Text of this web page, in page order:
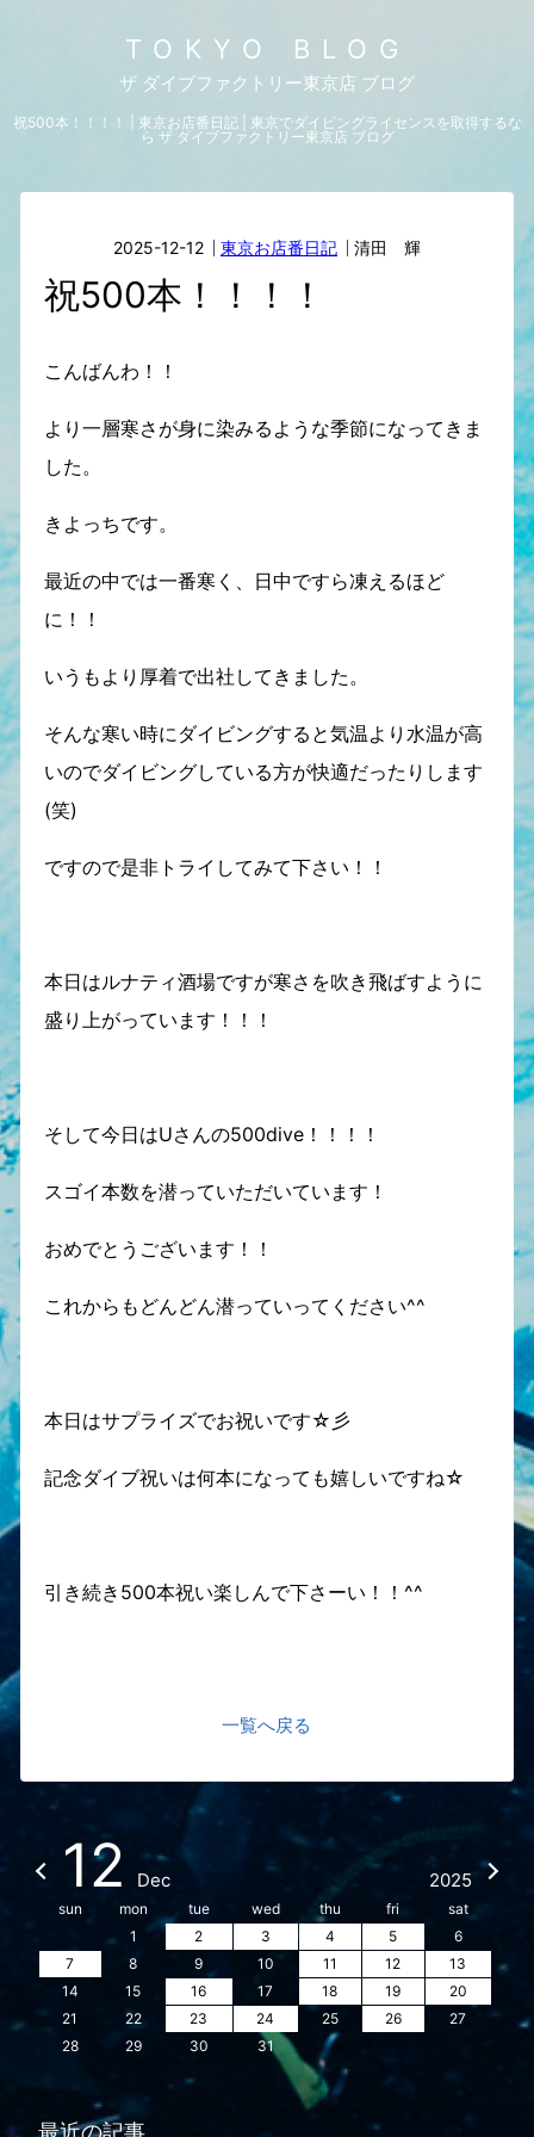
TOKYO BLOG
ザ ダイブファクトリー東京店 ブログ
祝500本！！！！ | 東京お店番日記 | 東京でダイビングライセンスを取得するな
ら ザ ダイブファクトリー東京店 ブログ
2025-12-12 東京お店番日記 清田 輝
祝500本！！！！
こんばんわ！！
より一層寒さが身に染みるような季節になってきま
した。
きよっちです。
最近の中では一番寒く、日中ですら凍えるほど
に！！
いうもより厚着で出社してきました。
そんな寒い時にダイビングすると気温より水温が高
いのでダイビングしている方が快適だったりします
(笑)
ですので是非トライしてみて下さい！！
本日はルナティ酒場ですが寒さを吹き飛ばすように
盛り上がっています！！！
そして今日はUさんの500dive！！！！
スゴイ本数を潜っていただいています！
おめでとうございます！！
これからもどんどん潜っていってください^^
本日はサプライズでお祝いです☆彡
記念ダイブ祝いは何本になっても嬉しいですね☆
引き続き500本祝い楽しんで下さーい！！^^
一覧へ戻る
12 Dec 2025
sun mon tue wed thu fri
sat
1
2 3 4 5
6
7
8 9 10 11 12
13
14
15 16 17 18 19
20
21
22 23 24 25 26
27
28
29 30 31
最近の記事